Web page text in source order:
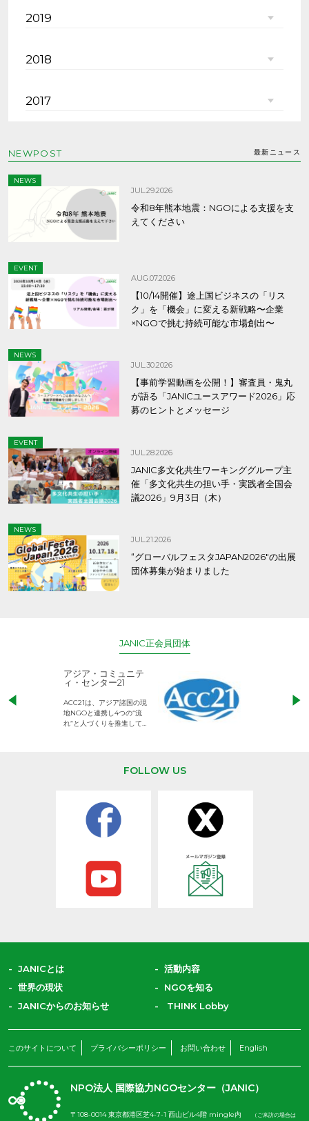
2019
2018
2017
NEWPOST 最新ニュース
NEWS
JUL.29.2026
令和8年熊本地震：NGOによる支援を支
えてください
EVENT
AUG.07.2026
【10/14開催】途上国ビジネスの「リス
ク」を「機会」に変える新戦略〜企業
×NGOで挑む持続可能な市場創出〜
NEWS
JUL.30.2026
【事前学習動画を公開！】審査員・鬼丸
が語る「JANICユースアワード2026」応
募のヒントとメッセージ
EVENT
JUL.28.2026
JANIC多文化共生ワーキンググループ主
催「多文化共生の担い手・実践者全国会
議2026」9月3日（木）
NEWS
JUL.21.2026
“グローバルフェスタJAPAN2026″の出展
団体募集が始まりました
JANIC正会員団体
アジア・コミュニテ
ィ・センター21
ACC21は、アジア諸国の現
地NGOと連携し4つの“流
れ”と人づくりを推進してい
児童労働のない
権利が守られた
FOLLOW US
JANICとは
活動内容
世界の現状
NGOを知る
JANICからのお知らせ
THINK Lobby
このサイトについて プライバシーポリシー お問い合わせ English
NPO法人 国際協力NGOセンター（JANIC）
〒108-0014 東京都港区芝4-7-1 西山ビル4階 mingle内 （ご来訪の場合は